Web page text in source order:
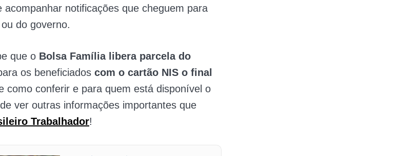
notificações que cheguem para
do governo.
que o Bolsa Família libera parcela do
os beneficiados com o cartão NIS o final
como conferir e para quem está disponível o
ver outras informações importantes que
Trabalhador!